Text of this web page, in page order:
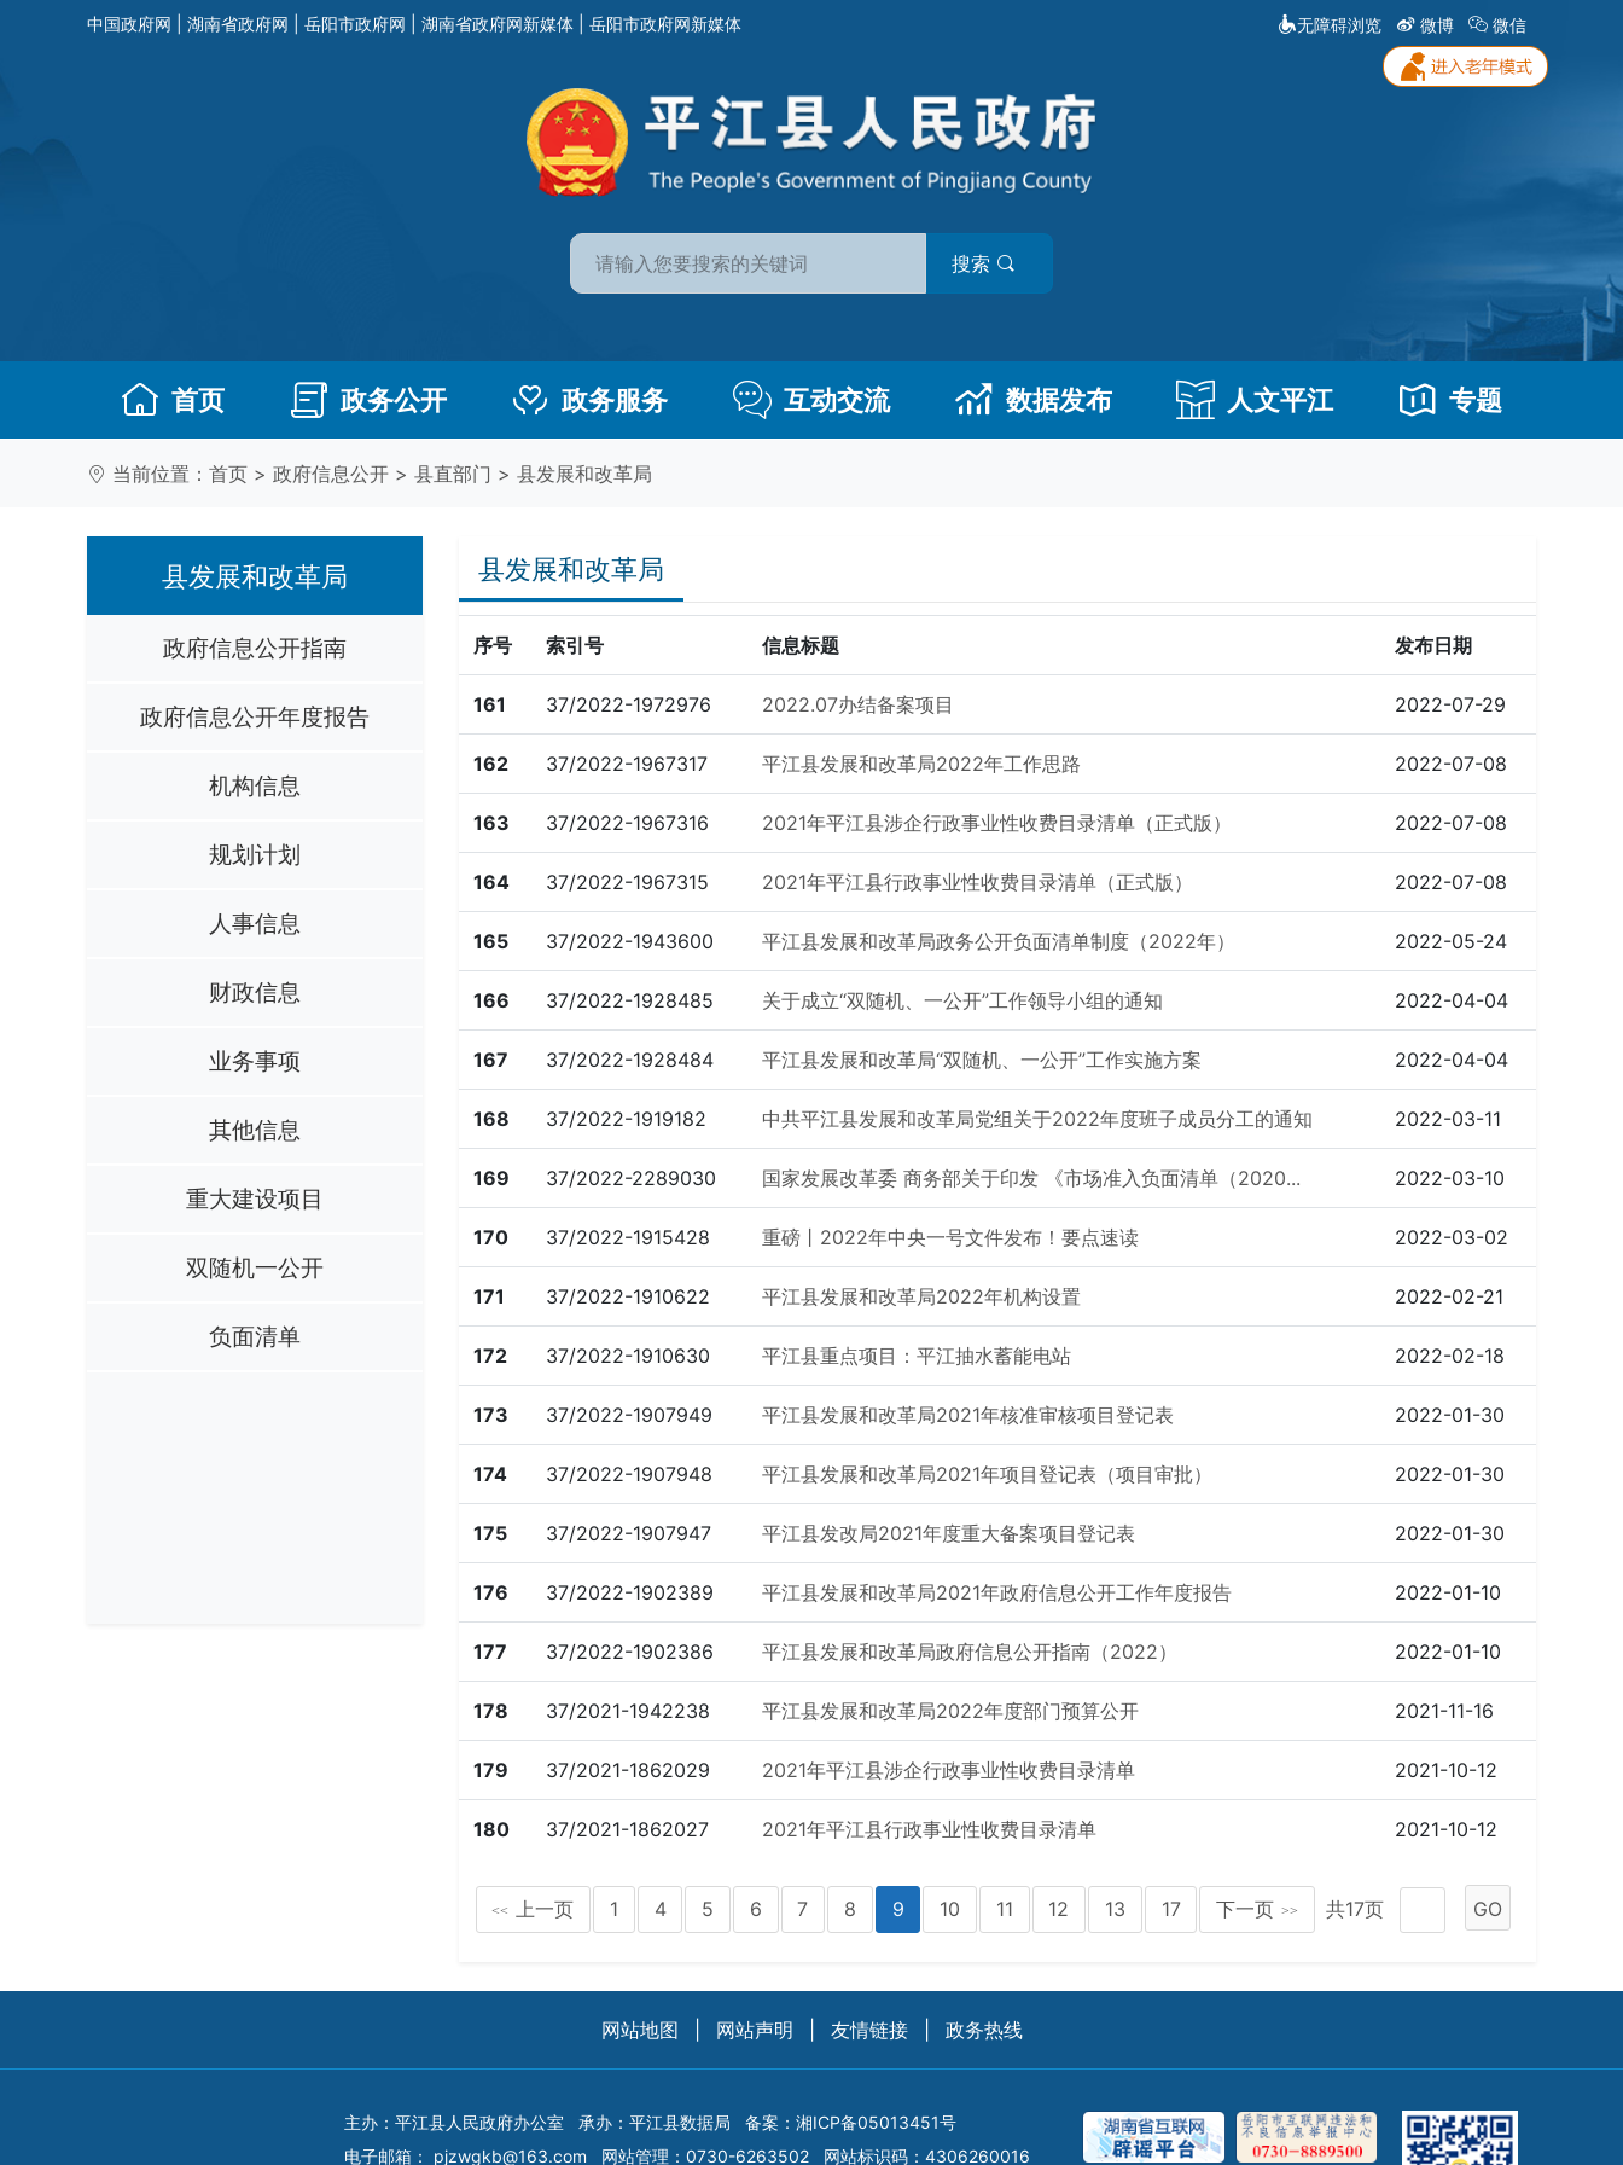
中国政府网 湖南省政府网 岳阳市政府网 湖南省政府网新媒体 岳阳市政府网新媒体 无障碍浏览 微博 微信
搜索
首页 政务公开 政务服务 互动交流 数据发布 人文平江 专题
当前位置： 首页 > 政府信息公开 > 县直部门 > 县发展和改革局
县发展和改革局
政府信息公开指南
政府信息公开年度报告
机构信息
规划计划
人事信息
财政信息
业务事项
其他信息
重大建设项目
双随机一公开
负面清单
县发展和改革局
序号 索引号 信息标题 发布日期
161 37/2022-1972976 2022.07办结备案项目 2022-07-29
162 37/2022-1967317 平江县发展和改革局2022年工作思路 2022-07-08
163 37/2022-1967316 2021年平江县涉企行政事业性收费目录清单（正式版） 2022-07-08
164 37/2022-1967315 2021年平江县行政事业性收费目录清单（正式版） 2022-07-08
165 37/2022-1943600 平江县发展和改革局政务公开负面清单制度（2022年） 2022-05-24
166 37/2022-1928485 关于成立“双随机、一公开”工作领导小组的通知 2022-04-04
167 37/2022-1928484 平江县发展和改革局“双随机、一公开”工作实施方案 2022-04-04
168 37/2022-1919182 中共平江县发展和改革局党组关于2022年度班子成员分工的通知 2022-03-11
169 37/2022-2289030 国家发展改革委 商务部关于印发 《市场准入负面清单（2020... 2022-03-10
170 37/2022-1915428 重磅丨2022年中央一号文件发布！要点速读 2022-03-02
171 37/2022-1910622 平江县发展和改革局2022年机构设置 2022-02-21
172 37/2022-1910630 平江县重点项目：平江抽水蓄能电站 2022-02-18
173 37/2022-1907949 平江县发展和改革局2021年核准审核项目登记表 2022-01-30
174 37/2022-1907948 平江县发展和改革局2021年项目登记表（项目审批） 2022-01-30
175 37/2022-1907947 平江县发改局2021年度重大备案项目登记表 2022-01-30
176 37/2022-1902389 平江县发展和改革局2021年政府信息公开工作年度报告 2022-01-10
177 37/2022-1902386 平江县发展和改革局政府信息公开指南（2022） 2022-01-10
178 37/2021-1942238 平江县发展和改革局2022年度部门预算公开 2021-11-16
179 37/2021-1862029 2021年平江县涉企行政事业性收费目录清单 2021-10-12
180 37/2021-1862027 2021年平江县行政事业性收费目录清单 2021-10-12
<< 上一页 1 4 5 6 7 8 9 10 11 12 13 17 下一页 >> 共17页 GO
网站地图 网站声明 友情链接 政务热线
主办：平江县人民政府办公室 承办：平江县数据局 备案： 湘ICP备05013451号
电子邮箱： pjzwgkb@163.com 网站管理：0730-6263502 网站标识码：4306260016